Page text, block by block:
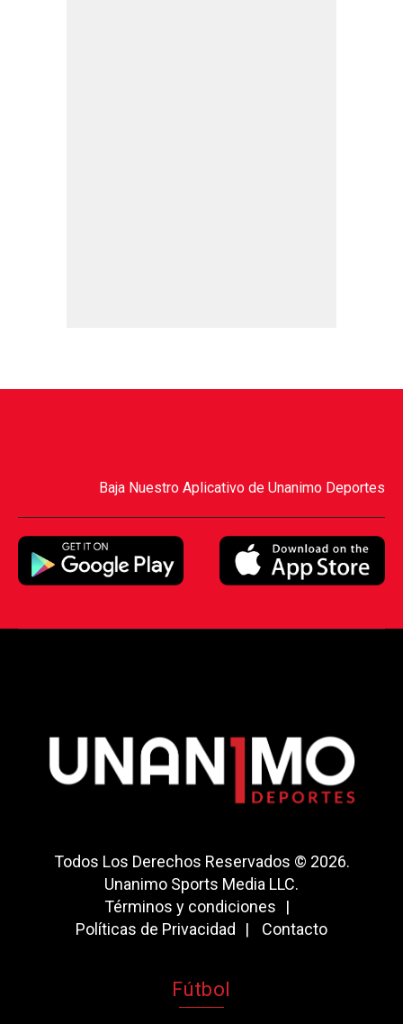
Baja Nuestro Aplicativo de Unanimo Deportes
Todos Los Derechos Reservados © 2026.
Unanimo Sports Media LLC.
Términos y condiciones
Políticas de Privacidad
Contacto
Fútbol